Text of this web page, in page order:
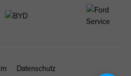
Datenschutz